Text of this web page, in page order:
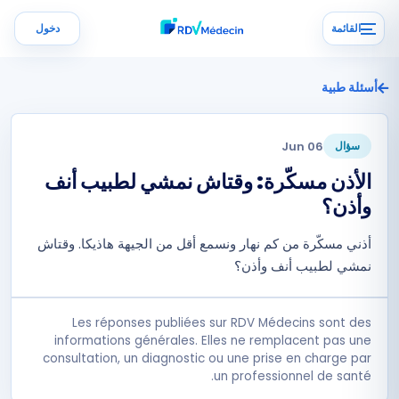
القائمة دخول
أسئلة طبية
سؤال 06 Jun
الأذن مسكّرة: وقتاش نمشي لطبيب أنف
وأذن؟
أذني مسكّرة من كم نهار ونسمع أقل من الجيهة هاذيكا. وقتاش
نمشي لطبيب أنف وأذن؟
Les réponses publiées sur RDV Médecins sont des
informations générales. Elles ne remplacent pas une
consultation, un diagnostic ou une prise en charge par
un professionnel de santé.